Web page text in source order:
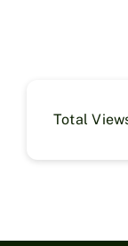
Total